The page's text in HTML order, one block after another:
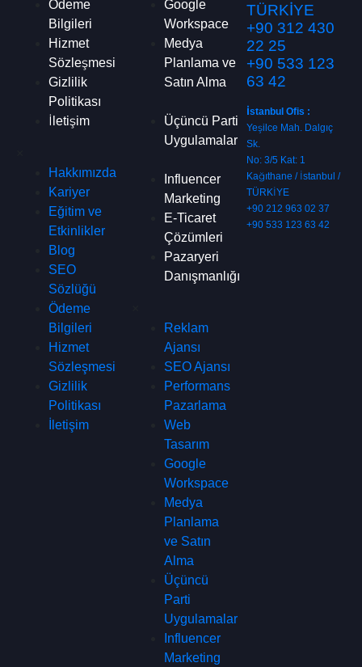
Ödeme
Bilgileri
Hizmet
Sözleşmesi
Gizlilik
Politikası
İletişim
Hakkımızda
Kariyer
Eğitim ve
Etkinlikler
Blog
SEO
Sözlüğü
Ödeme
Bilgileri
Hizmet
Sözleşmesi
Gizlilik
Politikası
İletişim
Google
Workspace
Medya
Planlama ve
Satın Alma
Üçüncü Parti
Uygulamalar
Influencer
Marketing
E-Ticaret
Çözümleri
Pazaryeri
Danışmanlığı
Reklam
Ajansı
SEO Ajansı
Performans
Pazarlama
Web
Tasarım
Google
Workspace
Medya
Planlama
ve Satın
Alma
Üçüncü
Parti
Uygulamalar
Influencer
Marketing
TÜRKİYE
+90 312 430
22 25
+90 533 123
63 42
İstanbul Ofis :
Yeşilce Mah. Dalgıç
Sk.
No: 3/5 Kat: 1
Kağıthane / İstanbul /
TÜRKİYE
+90 212 963 02 37
+90 533 123 63 42